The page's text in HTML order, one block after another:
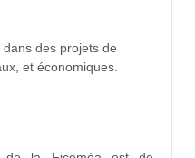
des projets de
et économiques.